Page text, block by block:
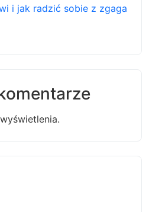
i jak radzić sobie z zgaga